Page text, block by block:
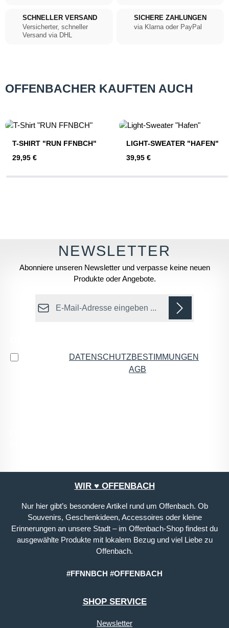
SCHNELLER VERSAND
Versicherter, schneller
Versand via DHL
SICHERE ZAHLUNGEN
via Klarna oder PayPal
OFFENBACHER KAUFTEN AUCH
T-SHIRT "RUN FFNBCH"
Regulärer Preis:
29,95 €
LIGHT-SWEATER "HAFEN"
Regulärer Preis:
39,95 €
Abonniere unseren Newsletter und verpasse keine neuen
Produkte oder Angebote.
E-Mail-Adresse*
DATENSCHUTZBESTIMMUNGEN
AGB
WIR ♥ OFFENBACH
Nur hier gibt’s besondere Artikel rund um Offenbach. Ob
Souvenirs, Geschenkideen, Accessoires oder kleine
Erinnerungen an unsere Stadt – im Offenbach-Shop findest du
ausgewählte Produkte mit lokalem Bezug und viel Liebe zu
Offenbach.
#FFNNBCH #OFFENBACH
SHOP SERVICE
Newsletter